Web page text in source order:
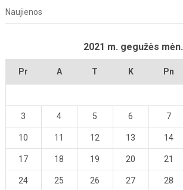
Naujienos
2021 m. gegužės mėn.
Pr A T K Pn
3 4 5 6 7
10 11 12 13 14
17 18 19 20 21
24 25 26 27 28